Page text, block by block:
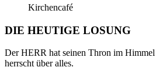
Kirchencafé
DIE HEUTIGE LOSUNG
Der HERR hat seinen Thron im
herrscht über alles.